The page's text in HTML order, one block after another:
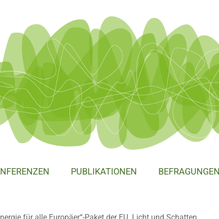
PUBLIKATIONEN BEFRAGUNGEN